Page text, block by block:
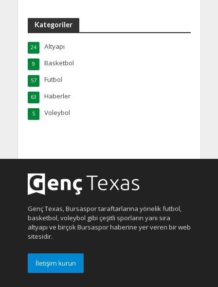
Kategoriler
Altyapı
24
Basketbol
9
Futbol
57
Haberler
63
Voleybol
5
Genç Texas, Bursaspor taraftarlarına yönelik futbol,
basketbol, voleybol gibi çeşitli sporların yanı sıra
altyapı ve birçok Bursaspor haberine yer veren bir web
sitesidir.
İletişim kurun